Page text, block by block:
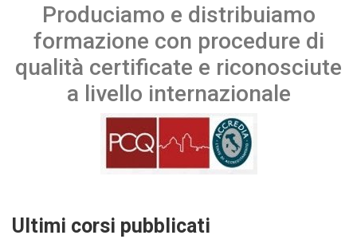
Produciamo e distribuiamo
formazione con procedure di
qualità certificate e riconosciute
a livello internazionale
Ultimi corsi pubblicati